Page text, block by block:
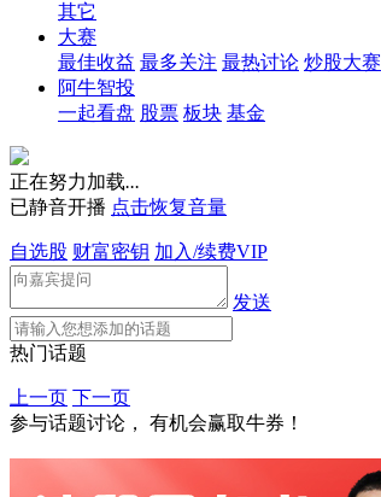
其它
大赛
最佳收益 最多关注 最热讨论 炒股大赛
阿牛智投
一起看盘 股票 板块 基金
正在努力加载...
已静音开播 点击恢复音量
自选股 财富密钥 加入/续费VIP
发送
热门话题
上一页 下一页
参与话题讨论， 有机会赢取牛券！